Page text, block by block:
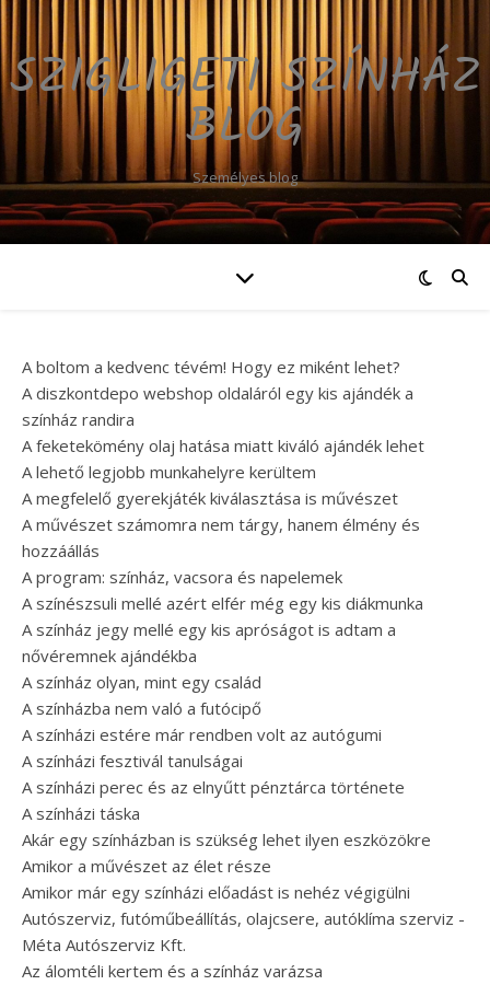
SZIGLIGETI SZÍNHÁZ
BLOG
Személyes blog
A boltom a kedvenc tévém! Hogy ez miként lehet?
A diszkontdepo webshop oldaláról egy kis ajándék a
színház randira
A feketekömény olaj hatása miatt kiváló ajándék lehet
A lehető legjobb munkahelyre kerültem
A megfelelő gyerekjáték kiválasztása is művészet
A művészet számomra nem tárgy, hanem élmény és
hozzáállás
A program: színház, vacsora és napelemek
A színészsuli mellé azért elfér még egy kis diákmunka
A színház jegy mellé egy kis apróságot is adtam a
nővéremnek ajándékba
A színház olyan, mint egy család
A színházba nem való a futócipő
A színházi estére már rendben volt az autógumi
A színházi fesztivál tanulságai
A színházi perec és az elnyűtt pénztárca története
A színházi táska
Akár egy színházban is szükség lehet ilyen eszközökre
Amikor a művészet az élet része
Amikor már egy színházi előadást is nehéz végigülni
Autószerviz, futóműbeállítás, olajcsere, autóklíma szerviz -
Méta Autószerviz Kft.
Az álomtéli kertem és a színház varázsa